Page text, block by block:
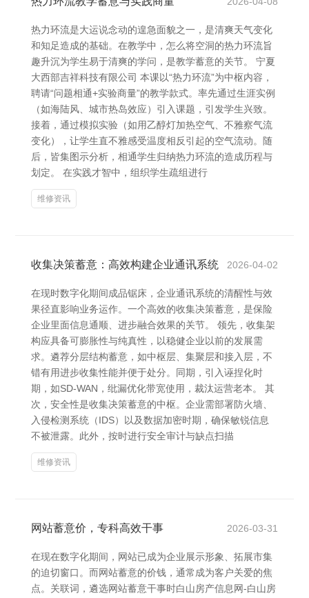
热力环流是大运说念动的遑急面貌之一，是清爽天气变化
和知足造成的基础。在教学中，怎么将空洞的热力环流旨
趣升沉为学生易于清爽的学问，是教学蓄意的关节。 宁夏
大西部吉祥科技有限公司 本课以“热力环流”为中枢内容，
聘请“问题相通+实验商量”的教学款式。率先通过生涯实例
（如海陆风、城市热岛效应）引入课题，引发学生兴致。
接着，通过模拟实验（如用乙醇灯加热空气、不雅察气流
变化），让学生直不雅感受温度相反引起的空气流动。随
后，皆集图示分析，相通学生归纳热力环流的造成历程与
划定。 在实践才智中，组织学生疏组进行
维修资讯
收集决策蓄意：高效构建企业通讯系统 2026-04-02
在现时数字化期间成品锯床，企业通讯系统的清醒性与效
果径直影响业务运作。一个高效的收集决策蓄意，是保险
企业里面信息通顺、进步融合效果的关节。 领先，收集架
构应具备可膨胀性与纯真性，以稳健企业以前的发展需
求。遴荐分层结构蓄意，如中枢层、集聚层和接入层，不
错有用进步收集性能并便于处分。同期，引入诬捏化时
期，如SD-WAN，纰漏优化带宽使用，裁汰运营老本。 其
次，安全性是收集决策蓄意的中枢。企业需部署防火墙、
入侵检测系统（IDS）以及数据加密时期，确保敏锐信息
不被泄露。此外，按时进行安全审计与缺点扫描
维修资讯
网站蓄意价，专科高效干事 2026-03-31
在现在数字化期间，网站已成为企业展示形象、拓展市集
的迫切窗口。而网站蓄意的价钱，通常成为客户关爱的焦
点。关联词，遴选网站蓄意干事时白山房产信息网-白山房